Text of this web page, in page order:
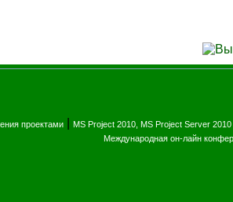
проектами MS Project 2010, MS Project Server 2010
Международная он-лайн